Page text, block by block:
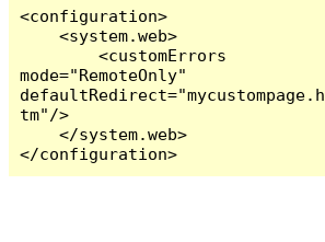
<configuration>
    <system.web>
        <customErrors
mode="RemoteOnly"
defaultRedirect="mycustompage.h
tm"/>
    </system.web>
</configuration>